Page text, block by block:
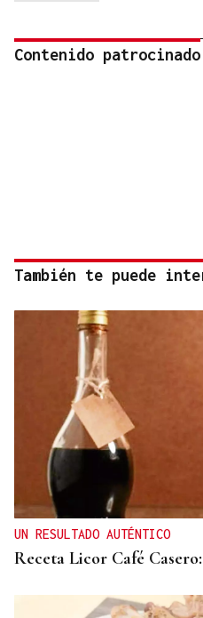
Contenido patrocinado
También te puede
UN RESULTADO AUTÉNTICO
Receta Licor Café